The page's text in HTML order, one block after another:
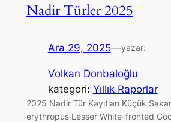
Nadir Türler 2025
Ara 29, 2025—yazar:
Volkan Donbaloğlu
kategori: Yıllık Raporlar
2025 Nadir Tür Kayıtları Küçük
erythropus Lesser White-fronted